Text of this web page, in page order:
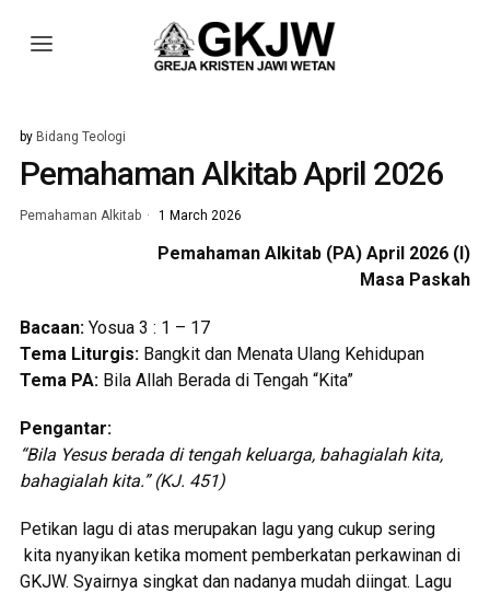
by Bidang Teologi
Pemahaman Alkitab April 2026
Pemahaman Alkitab 1 March 2026
Pemahaman Alkitab (PA) April 2026 (I)
Masa Paskah
Bacaan: Yosua 3 : 1 – 17
Tema Liturgis: Bangkit dan Menata Ulang Kehidupan
Tema PA: Bila Allah Berada di Tengah “Kita”
Pengantar:
“Bila Yesus berada di tengah keluarga, bahagialah kita,
bahagialah kita.” (KJ. 451)
Petikan lagu di atas merupakan lagu yang cukup sering
kita nyanyikan ketika moment pemberkatan perkawinan di
GKJW. Syairnya singkat dan nadanya mudah diingat. Lagu